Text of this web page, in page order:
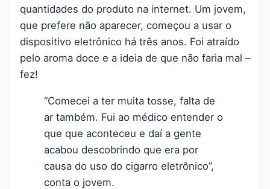
quantidades do produto na internet. Um jovem,
que prefere não aparecer, começou a usar o
dispositivo eletrônico há três anos. Foi atraído
pelo aroma doce e a ideia de que não faria mal –
fez!
“Comecei a ter muita tosse, falta de
ar também. Fui ao médico entender o
que que aconteceu e daí a gente
acabou descobrindo que era por
causa do uso do cigarro eletrônico”,
conta o jovem.